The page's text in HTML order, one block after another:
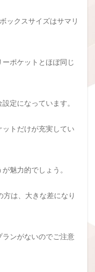
ックスサイズはサマリ
ポケットとほぼ同じ
定になっています。
トだけが充実してい
魅力的でしょう。
は、大きな差になり
ンがないのでご注意